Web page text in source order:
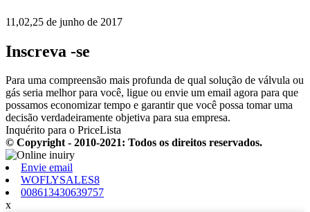
11,02,25 de junho de 2017
Inscreva -se
Para uma compreensão mais profunda de qual solução de válvula ou
gás seria melhor para você, ligue ou envie um email agora para que
possamos economizar tempo e garantir que você possa tomar uma
decisão verdadeiramente objetiva para sua empresa.
Inquérito para o PriceLista
© Copyright - 2010-2021: Todos os direitos reservados.
Envie email
WOFLYSALES8
008613430639757
x